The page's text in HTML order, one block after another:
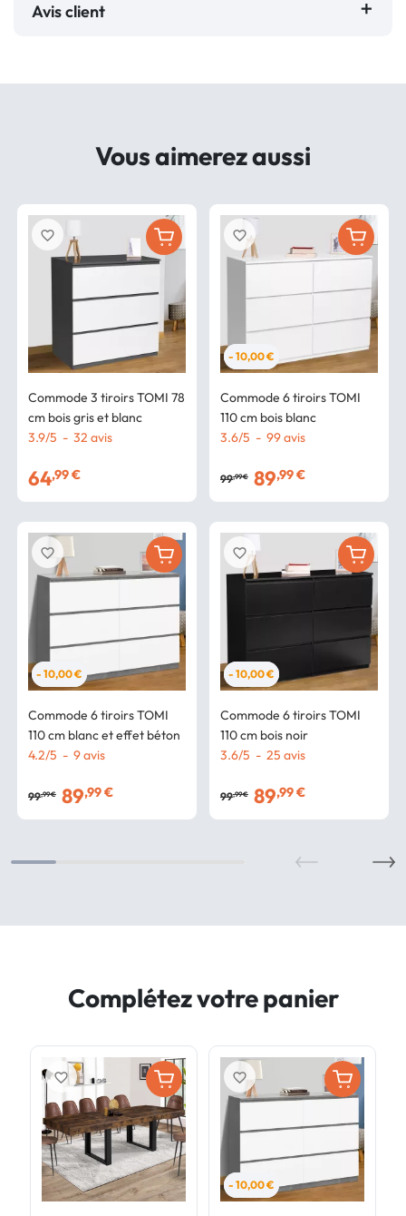
Avis client
Vous aimerez aussi
Commode 3 tiroirs TOMI 78
cm bois gris et blanc
3.9/5 - 32 avis
64,99 €
favorite_border
- 10,00 €
Commode 6 tiroirs TOMI
110 cm blanc et effet béton
4.2/5 - 9avis
99,99 € 89,99 €
favorite_border
- 10,00 €
Commode 6 tiroirs TOMI
110 cm bois blanc
3.6/5 - 99avis
99,99 € 89,99 €
favorite_border
- 10,00 €
Commode 6 tiroirs TOMI
110 cm bois noir
3.6/5 - 25 avis
99,99 € 89,99 €
favorite_border
Complétez votre panier
favorite_border
- 10,00 €
favorite_border